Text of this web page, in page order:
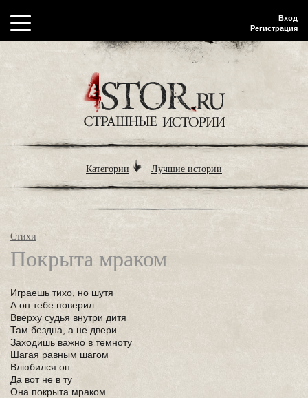
Вход
Регистрация
Категории Лучшие истории
Стихи
Покрыта мраком
Играешь тихо, но шутя
А он тебе поверил
Вверху судья внутри дитя
Там бездна, а не двери
Заходишь важно в темноту
Шагая равным шагом
Влюбился он
Да вот не в ту
Она покрыта мраком